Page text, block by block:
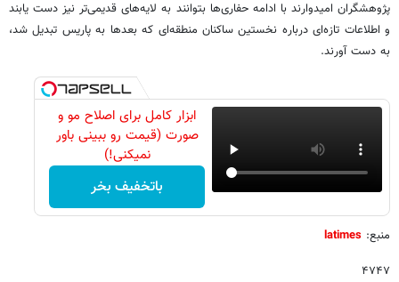
پژوهشگران امیدوارند با ادامه حفاری‌ها بتوانند به لایه‌های قدیمی‌تر نیز دست یابند
و اطلاعات تازه‌ای درباره نخستین ساکنان منطقه‌ای که بعدها به پاریس تبدیل شد،
به دست آورند.
ابزار کامل برای اصلاح مو و
صورت (قیمت رو ببینی باور
نمیکنی!)
باتخفیف بخر
منبع: latimes
۴۷۴۷